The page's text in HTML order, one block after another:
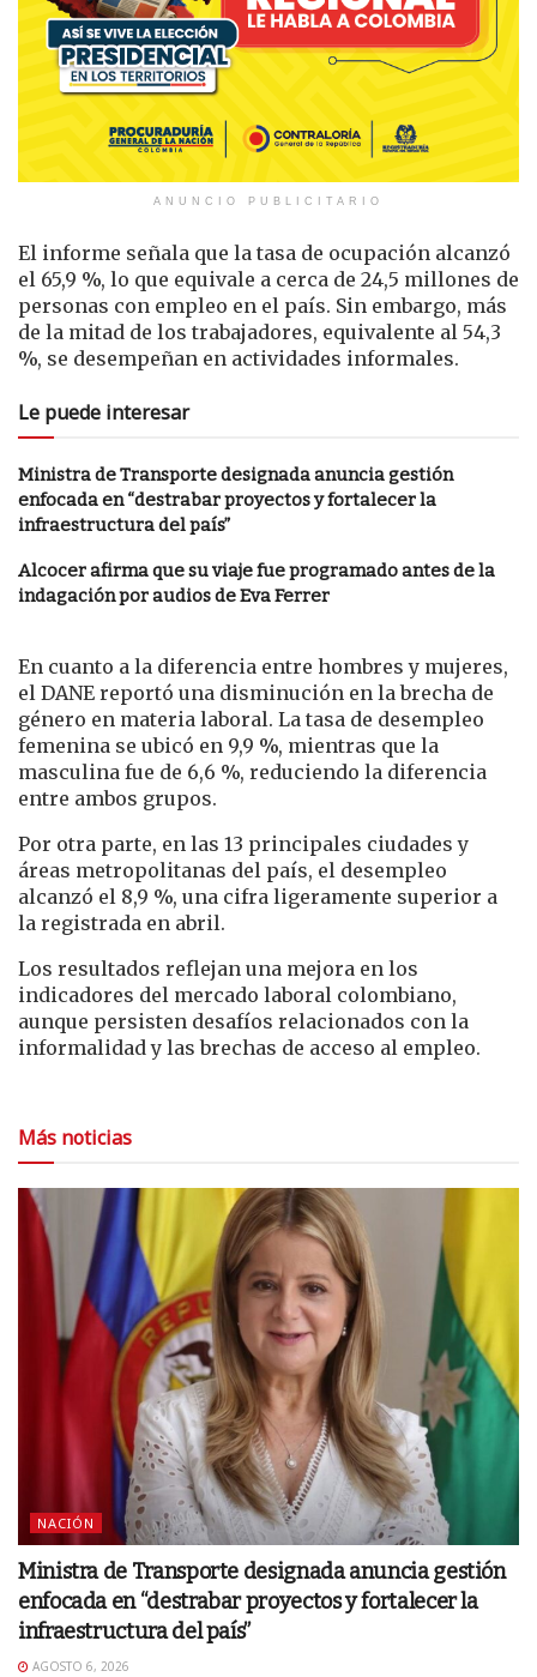
ANUNCIO PUBLICITARIO
El informe señala que la tasa de ocupación alcanzó
el 65,9 %, lo que equivale a cerca de 24,5 millones de
personas con empleo en el país. Sin embargo, más
de la mitad de los trabajadores, equivalente al 54,3
%, se desempeñan en actividades informales.
Le puede interesar
Ministra de Transporte designada anuncia gestión
enfocada en “destrabar proyectos y fortalecer la
infraestructura del país”
Alcocer afirma que su viaje fue programado antes de la
indagación por audios de Eva Ferrer
En cuanto a la diferencia entre hombres y mujeres,
el DANE reportó una disminución en la brecha de
género en materia laboral. La tasa de desempleo
femenina se ubicó en 9,9 %, mientras que la
masculina fue de 6,6 %, reduciendo la diferencia
entre ambos grupos.
Por otra parte, en las 13 principales ciudades y
áreas metropolitanas del país, el desempleo
alcanzó el 8,9 %, una cifra ligeramente superior a
la registrada en abril.
Los resultados reflejan una mejora en los
indicadores del mercado laboral colombiano,
aunque persisten desafíos relacionados con la
informalidad y las brechas de acceso al empleo.
Más noticias
NACIÓN
Ministra de Transporte designada anuncia gestión
enfocada en “destrabar proyectos y fortalecer la
infraestructura del país”
AGOSTO 6, 2026